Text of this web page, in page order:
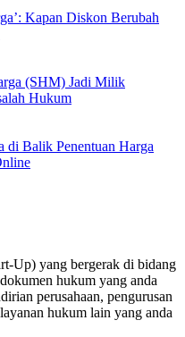
Kapan Diskon Berubah
(SHM) Jadi Milik
Hukum
di Balik Penentuan Harga
Up) yang bergerak di bidang
hukum yang anda
perusahaan, pengurusan
hukum lain yang anda